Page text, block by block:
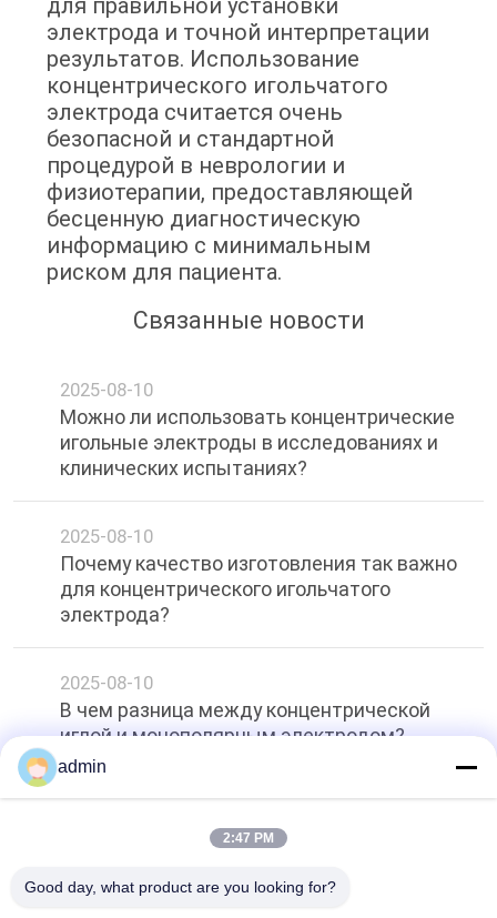
электрода и точной интерпретации
результатов. Использование
концентрического игольчатого
электрода считается очень
безопасной и стандартной
процедурой в неврологии и
физиотерапии, предоставляющей
бесценную диагностическую
информацию с минимальным
риском для пациента.
Связанные новости
2025-08-10
Можно ли использовать концентрические
игольные электроды в исследованиях и
клинических испытаниях?
2025-08-10
Почему качество изготовления так важно
для концентрического игольчатого
электрода?
2025-08-10
В чем разница между концентрической
иглой и монополярным электродом?
Топ
admin
2:47 PM
Good day, what product are you looking for?